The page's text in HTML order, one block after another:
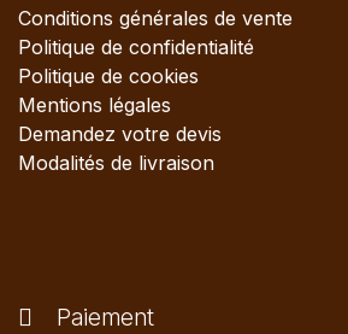
Conditions générales de vente
Politique de confidentialité
Politique de cookies
Mentions légales
Demandez votre devis
Modalités de livraison
Paiement